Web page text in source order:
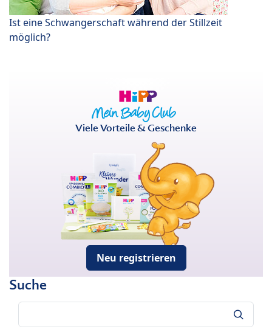
Ist eine Schwangerschaft während der Stillzeit
möglich?
Viele Vorteile & Geschenke
Neu registrieren
Suche